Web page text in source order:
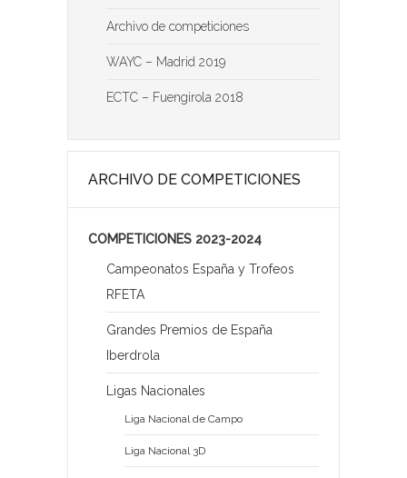
Archivo de competiciones
WAYC – Madrid 2019
ECTC – Fuengirola 2018
ARCHIVO DE COMPETICIONES
COMPETICIONES 2023-2024
Campeonatos España y Trofeos
RFETA
Grandes Premios de España
Iberdrola
Ligas Nacionales
Liga Nacional de Campo
Liga Nacional 3D